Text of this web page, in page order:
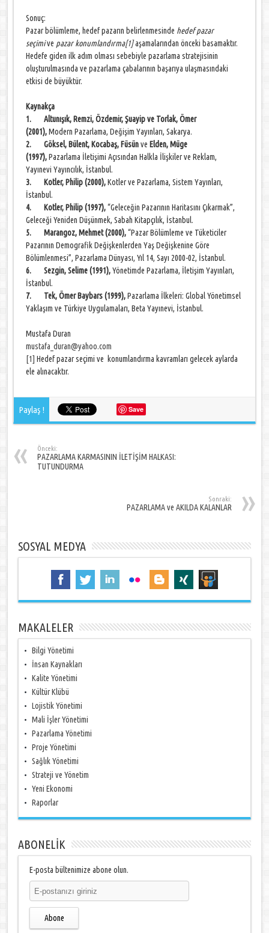
Sonuç:
Pazar bölümleme, hedef pazarın belirlenmesinde hedef pazar
seçimive pazar konumlandırma[1]aşamalarından önceki basamaktır.
Hedefe giden ilk adım olması sebebiyle pazarlama stratejisinin
oluşturulmasında ve pazarlama çabalarının başarıya ulaşmasındaki
etkisi de büyüktür.
Kaynakça
1.Altunışık, Remzi, Özdemir, Şuayip ve Torlak, Ömer
(2001),Modern Pazarlama, Değişim Yayınları, Sakarya.
2.Göksel, Bülent, Kocabaş, Füsünve Elden, Müge
(1997),Pazarlama İletişimi Açısından Halkla İlişkiler ve Reklam,
Yayınevi Yayıncılık, İstanbul.
3. Kotler, Philip (2000),Kotler ve Pazarlama, Sistem Yayınları,
İstanbul.
4. Kotler, Philip (1997),“Geleceğin Pazarının Haritasını Çıkarmak”,
Geleceği Yeniden Düşünmek, Sabah Kitapçılık, İstanbul.
5.Marangoz, Mehmet (2000),“Pazar Bölümleme ve Tüketiciler
Pazarının Demografik Değişkenlerden Yaş Değişkenine Göre
Bölümlenmesi”, Pazarlama Dünyası, Yıl 14, Sayı 2000-02, İstanbul.
6.Sezgin, Selime (1991),Yönetimde Pazarlama, İletişim Yayınları,
İstanbul.
7. Tek, Ömer Baybars (1999),Pazarlama İlkeleri: Global Yönetimsel
Yaklaşım ve Türkiye Uygulamaları, Beta Yayınevi, İstanbul.
Mustafa Duran
mustafa_duran@yahoo.com
[1] Hedef pazar seçimi ve konumlandırma kavramları gelecek aylarda
ele alınacaktır.
Paylaş ! Save
Önceki:
PAZARLAMA KARMASININ İLETİŞİM HALKASI:
TUTUNDURMA
Sonraki:
PAZARLAMA ve AKILDA KALANLAR
SOSYAL MEDYA
MAKALELER
Bilgi Yönetimi
İnsan Kaynakları
Kalite Yönetimi
Kültür Klübü
Lojistik Yönetimi
Mali İşler Yönetimi
Pazarlama Yönetimi
Proje Yönetimi
Sağlık Yönetimi
Strateji ve Yönetim
Yeni Ekonomi
Raporlar
ABONELİK
E-posta bültenimize abone olun.
Abone